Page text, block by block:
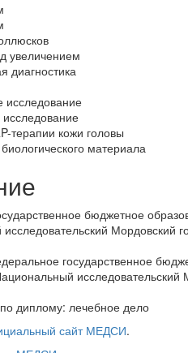
увеличением
диагностика
исследование
исследование
терапии кожи головы
материала
бюджетное
Мордовский
государственное
диплому: лечебное дело
сайт МЕДСИ.